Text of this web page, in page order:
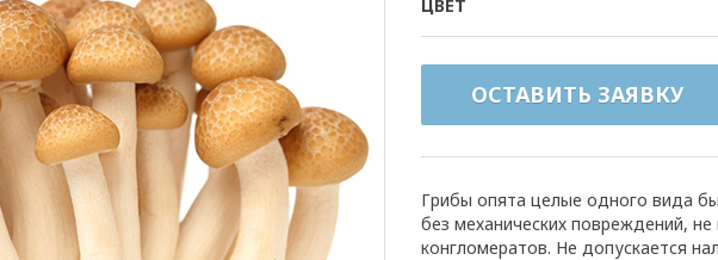
ЦВЕТ
ОСТАВИТЬ ЗАЯВКУ
Грибы опята целые одного вида
без механических повреждений,
конгломератов. Не допускается